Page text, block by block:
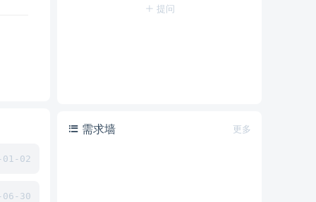
01-02
06-30
提问
更多
需求墙